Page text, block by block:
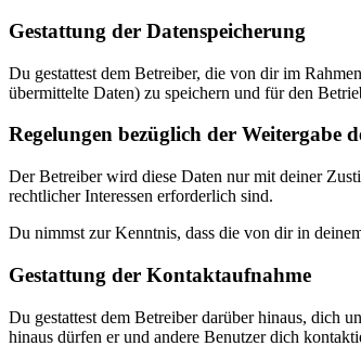
Gestattung der Datenspeicherung
Du gestattest dem Betreiber, die von dir im
übermittelte Daten) zu speichern und für den
Regelungen bezüglich der Weitergabe
Der Betreiber wird diese Daten nur mit deiner
rechtlicher Interessen erforderlich sind.
Du nimmst zur Kenntnis, dass die von dir in
Gestattung der Kontaktaufnahme
Du gestattest dem Betreiber darüber hinaus, dich
hinaus dürfen er und andere Benutzer dich